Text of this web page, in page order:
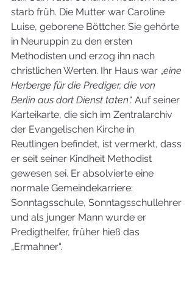
starb früh. Die Mutter war Caroline
Luise, geborene Böttcher. Sie gehörte
in Neuruppin zu den ersten
Methodisten und erzog ihn nach
christlichen Werten. Ihr Haus war „eine
Herberge für die Prediger, die von
Berlin aus dort Dienst taten“. Auf seiner
Karteikarte, die sich im Zentralarchiv
der Evangelischen Kirche in
Reutlingen befindet, ist vermerkt, dass
er seit seiner Kindheit Methodist
gewesen sei. Er absolvierte eine
normale Gemeindekarriere:
Sonntagsschule, Sonntagsschullehrer
und als junger Mann wurde er
Predigthelfer, früher hieß das
„Ermahner“.